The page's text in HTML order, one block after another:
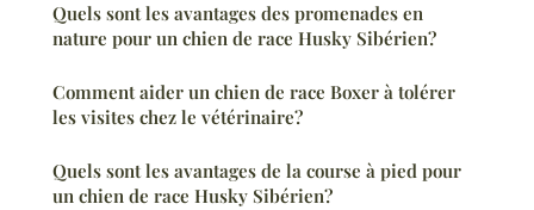
Quels sont les avantages des promenades en
nature pour un chien de race Husky Sibérien?
Comment aider un chien de race Boxer à tolérer
les visites chez le vétérinaire?
Quels sont les avantages de la course à pied pour
un chien de race Husky Sibérien?